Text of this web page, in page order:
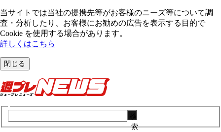
当サイトでは当社の提携先等がお客様のニーズ等について調
査・分析したり、お客様にお勧めの広告を表⽰する⽬的で
Cookie を使⽤する場合があります。
詳しくはこちら
閉じる
索